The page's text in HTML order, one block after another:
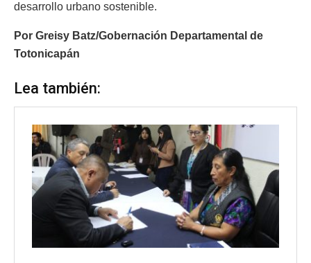
desarrollo urbano sostenible.
Por Greisy Batz/Gobernación Departamental de
Totonicapán
Lea también: